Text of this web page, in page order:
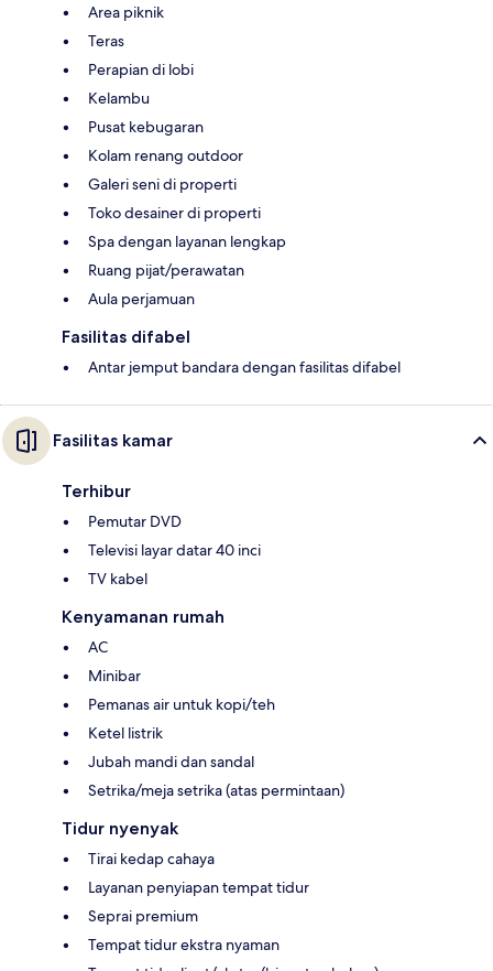
Area piknik
Teras
Perapian di lobi
Kelambu
Pusat kebugaran
Kolam renang outdoor
Galeri seni di properti
Toko desainer di properti
Spa dengan layanan lengkap
Ruang pijat/perawatan
Aula perjamuan
Fasilitas difabel
Antar jemput bandara dengan fasilitas difabel
Fasilitas kamar
Terhibur
Pemutar DVD
Televisi layar datar 40 inci
TV kabel
Kenyamanan rumah
AC
Minibar
Pemanas air untuk kopi/teh
Ketel listrik
Jubah mandi dan sandal
Setrika/meja setrika (atas permintaan)
Tidur nyenyak
Tirai kedap cahaya
Layanan penyiapan tempat tidur
Seprai premium
Tempat tidur ekstra nyaman